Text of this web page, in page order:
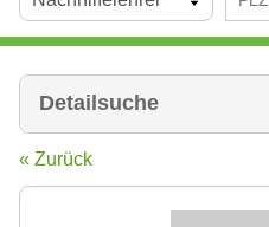
Detailsuche
« Zurück